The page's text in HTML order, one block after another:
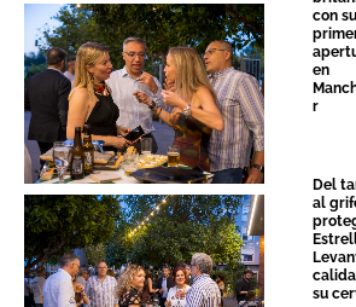
Sin leyenda
Sin leyenda
con su
en
r
Del
al
su